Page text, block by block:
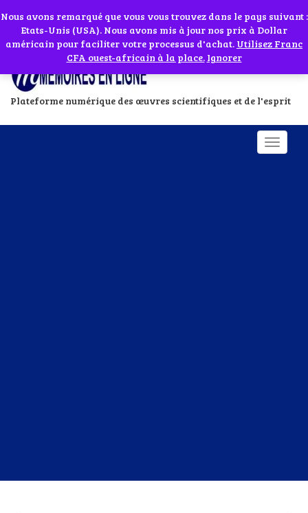
Abonnes toi à notre chaîne WhatsApp en cliquant sur l'icône en face
Plateforme numérique des œuvres scientifiques et de l'esprit
Si vous avez besoin d'assistance Contactez-nous par WhatsApp au
+229 01 95 33 60 26Ignorer
Nous avons remarqué que vous vous trouvez dans le pays suivant :
Etats-Unis (USA). Nous avons mis à jour nos prix à Dollar
américain pour faciliter votre processus d'achat. Utilisez Franc
CFA ouest-africain à la place. Ignorer